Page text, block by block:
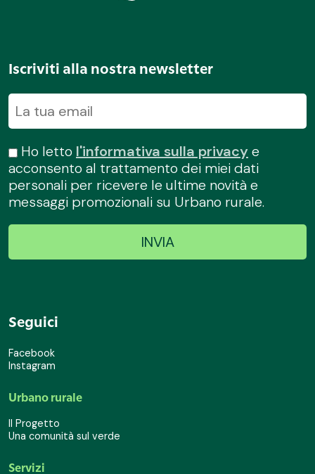
Iscriviti alla nostra newsletter
Ho letto l'informativa sulla privacye
acconsento al trattamento dei miei dati
personali per ricevere le ultime novità e
messaggi promozionali su Urbano rurale.
Seguici
Facebook
Instagram
Urbano rurale
Il Progetto
Una comunità sul verde
Servizi